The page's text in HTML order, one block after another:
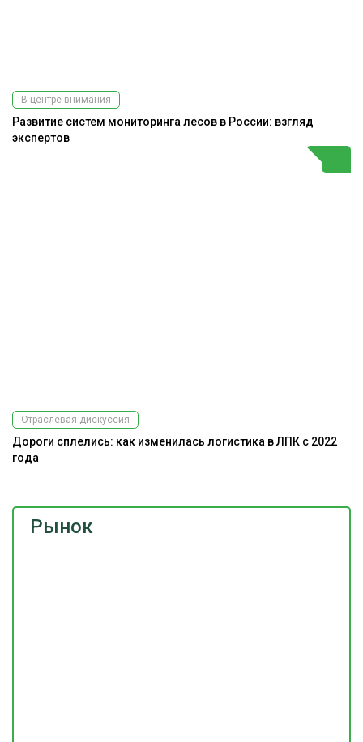
Рынок
В центре внимания
Развитие систем мониторинга лесов в России: взгляд
экспертов
Отраслевая дискуссия
Дороги сплелись: как изменилась логистика в ЛПК с 2022
года